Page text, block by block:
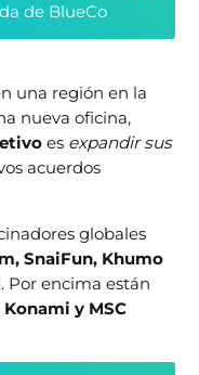
de BlueCo
una región en la
nueva oficina,
es expandir sus
acuerdos
globales
SnaiFun, Khumo
. Por encima están
y MSC